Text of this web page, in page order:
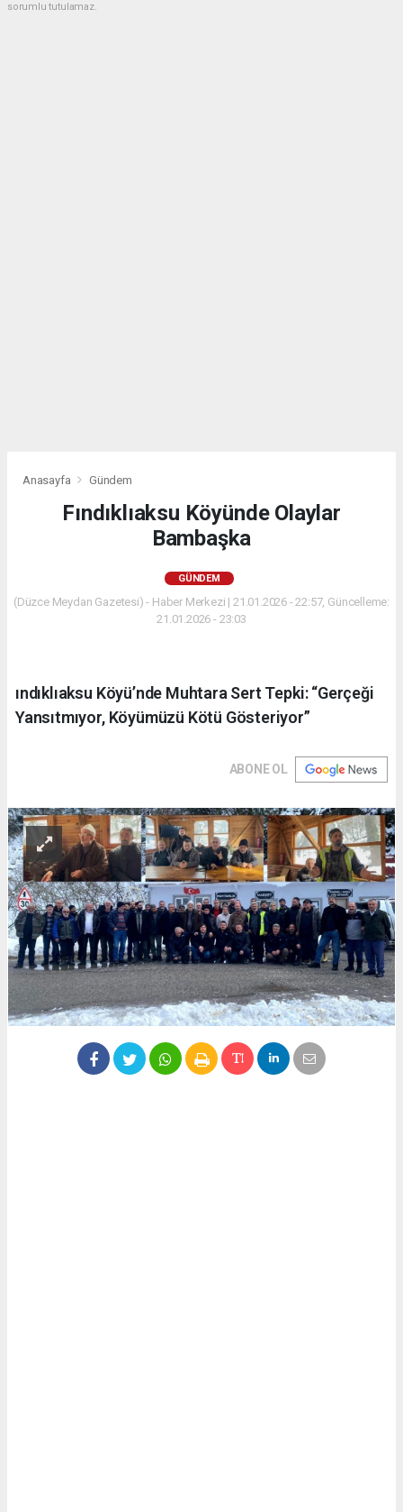
sorumlu tutulamaz.
Anasayfa Gündem
Fındıklıaksu Köyünde Olaylar
Bambaşka
GÜNDEM
(Düzce Meydan Gazetesi) - Haber Merkezi | 21.01.2026 - 22:57, Güncelleme:
21.01.2026 - 23:03
ındıklıaksu Köyü’nde Muhtara Sert Tepki: “Gerçeği
Yansıtmıyor, Köyümüzü Kötü Gösteriyor”
ABONE OL